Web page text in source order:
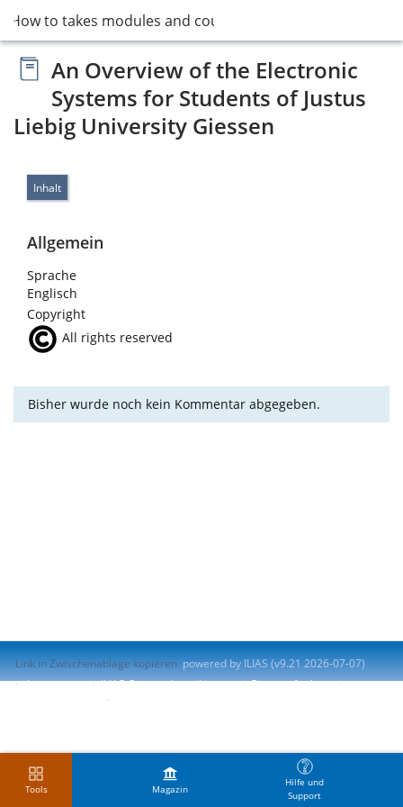
How to takes modules and courses?
Tools Magazin
Hilfe und
Support
An Overview of the Electronic
Systems for Students of Justus
Liebig University Giessen
Inhalt
Allgemein
Sprache
Englisch
Copyright
All rights reserved
Bisher wurde noch kein Kommentar abgegeben.
Link in Zwischenablage kopieren powered by ILIAS (v9.21 2026-07-07)
Impressum
ILIAS-Support kontaktieren
Barrierefreiheit